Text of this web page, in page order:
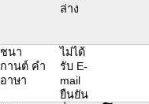
ล่าง
ชนา
กานต์ คำ
อาษา
ไม่ได้
รับ E-
mail
ยืนยัน